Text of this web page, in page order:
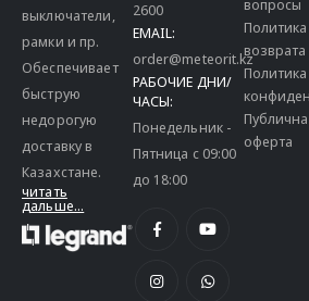
выключатели,
рамки и пр.
Обеспечивает
быструю
недорогую
доставку в
Казахстане.
читать
дальше...
2600
EMAIL:
order@meteorit.kz
РАБОЧИЕ ДНИ/
ЧАСЫ:
Понедельник -
Пятница с 09:00
до 18:00
вопросы
Политика
возврата
Политика
оферта